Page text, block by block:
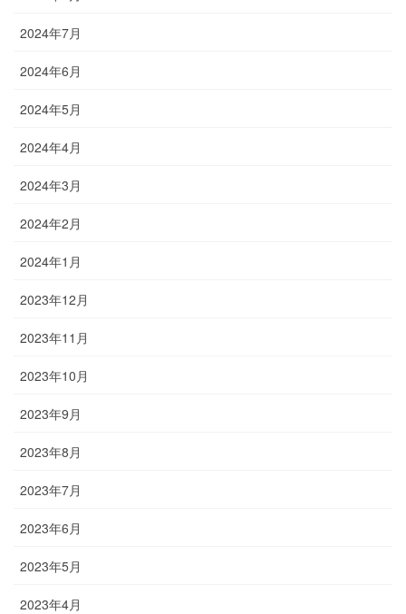
2024年7月
2024年6月
2024年5月
2024年4月
2024年3月
2024年2月
2024年1月
2023年12月
2023年11月
2023年10月
2023年9月
2023年8月
2023年7月
2023年6月
2023年5月
2023年4月